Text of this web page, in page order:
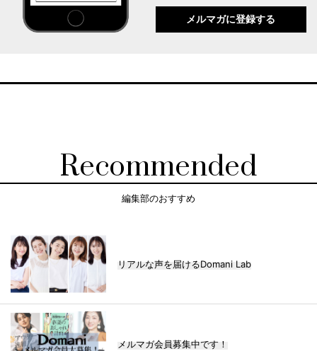
メルマガに登録する
Recommended
編集部のおすすめ
リアルな声を届けるDomani Lab
メルマガ会員募集中です！